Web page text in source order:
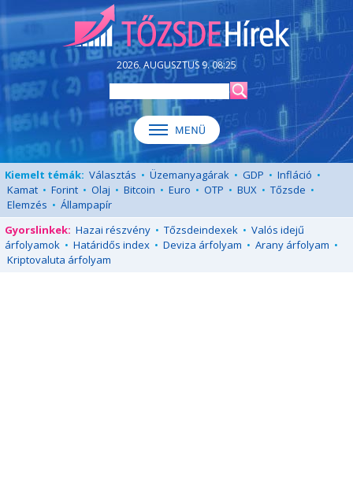
2026. AUGUSZTUS 9. 08:25
Kiemelt témák: Választás • Üzemanyagárak • GDP • Infláció •
Kamat • Forint • Olaj • Bitcoin • Euro • OTP • BUX • Tőzsde •
Elemzés • Állampapír
Gyorslinkek: Hazai részvény • Tőzsdeindexek • Valós idejű
árfolyamok • Határidős index • Deviza árfolyam • Arany árfolyam •
Kriptovaluta árfolyam